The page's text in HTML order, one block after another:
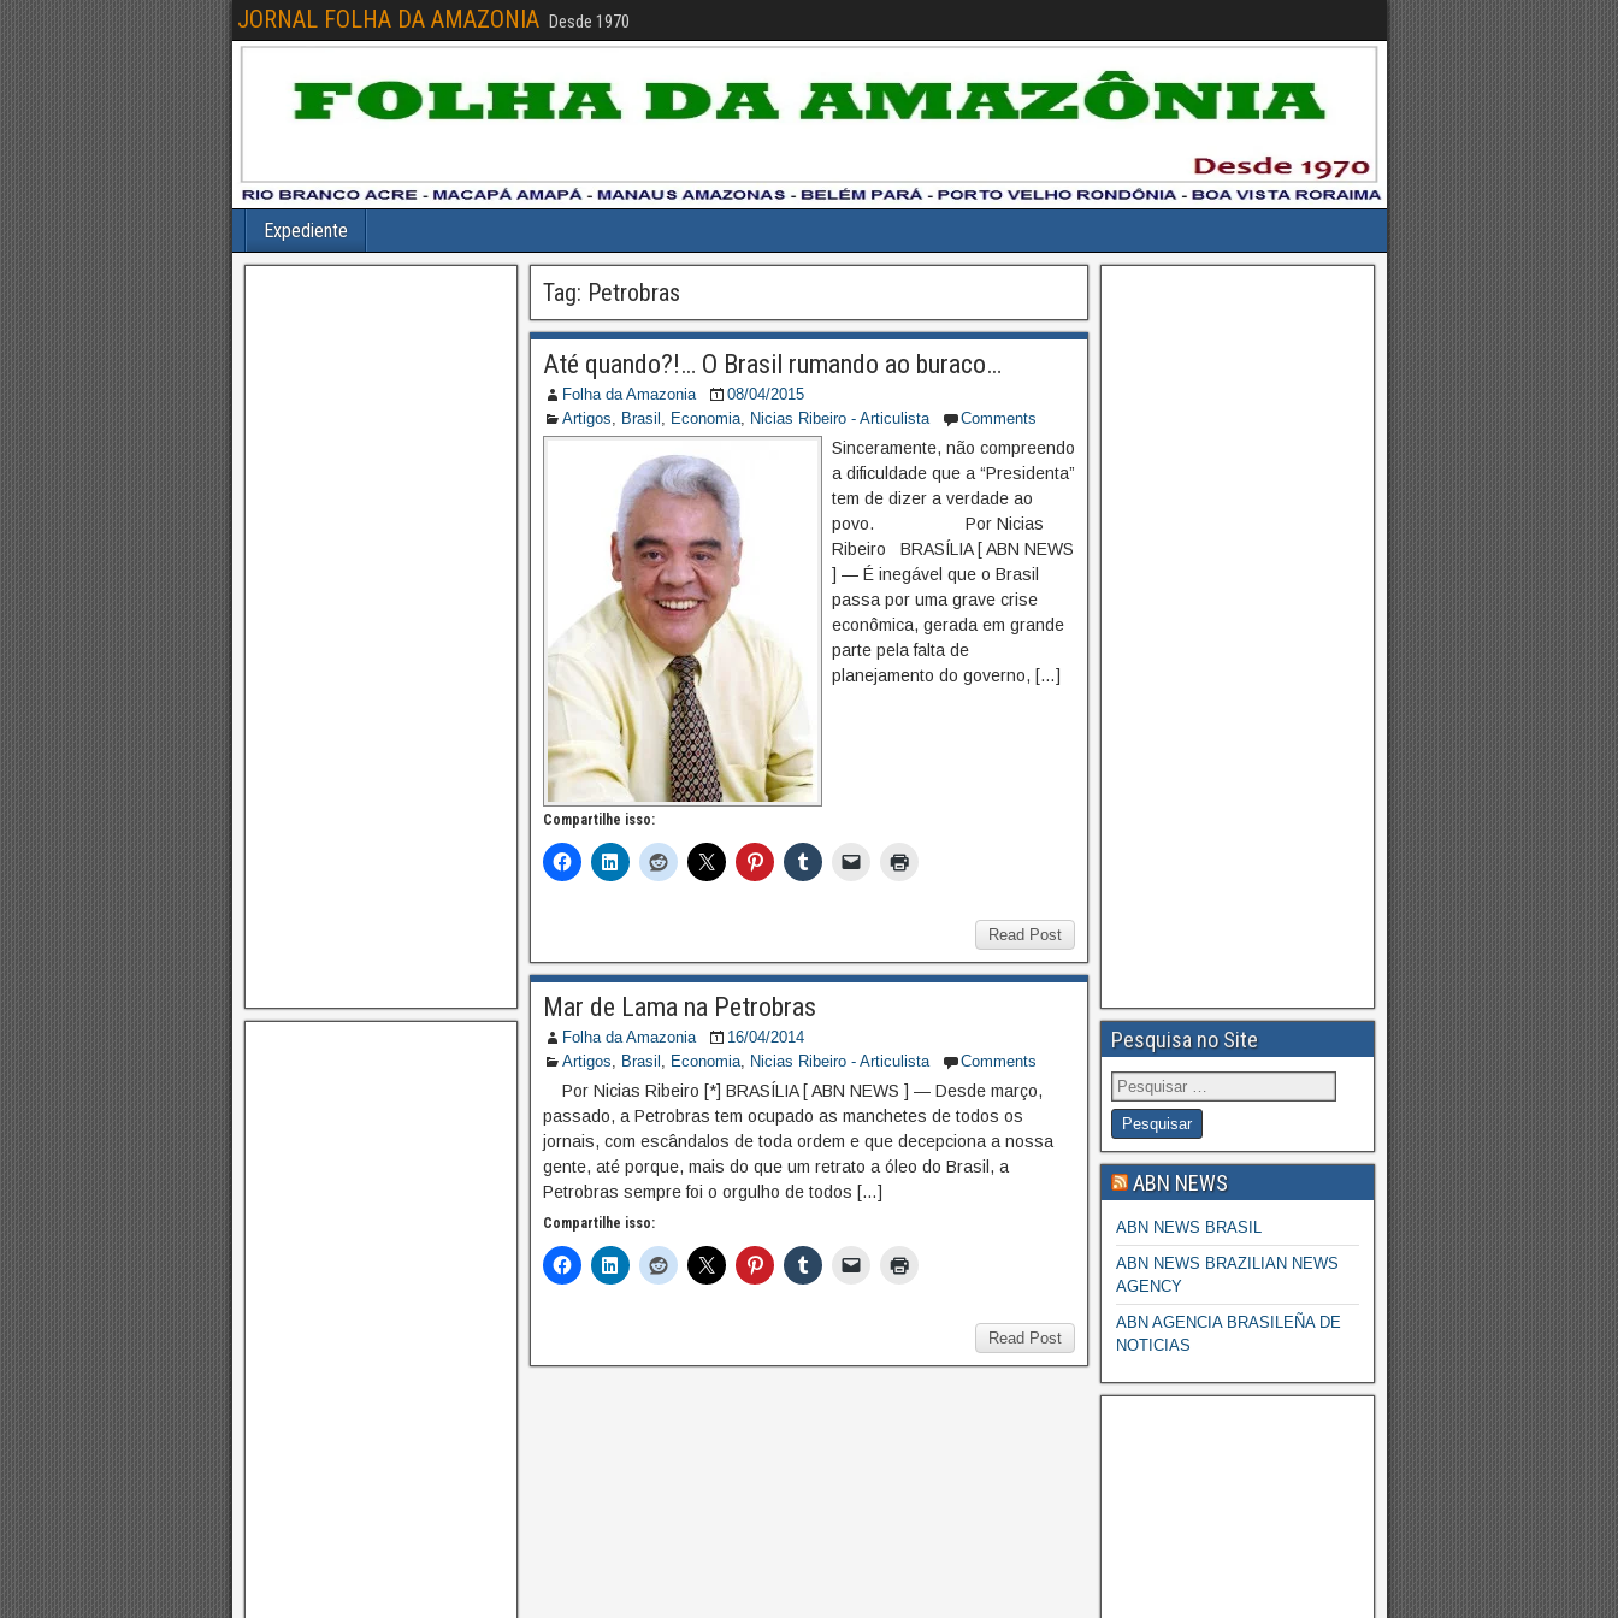
JORNAL FOLHA DA AMAZONIA Desde 1970
Expediente
Tag: Petrobras
Até quando?!… O Brasil rumando ao buraco…
Folha da Amazonia
08/04/2015
Artigos, Brasil , Economia, Nicias Ribeiro - Articulista Comments
Sinceramente, não compreendo
a dificuldade que a “Presidenta”
tem de dizer a verdade ao
povo. Por Nicias
Ribeiro BRASÍLIA [ ABN NEWS
] — É inegável que o Brasil
passa por uma grave crise
econômica, gerada em grande
parte pela falta de
planejamento do governo, […]
Compartilhe isso:
Read Post
Mar de Lama na Petrobras
Folha da Amazonia
16/04/2014
Artigos, Brasil , Economia, Nicias Ribeiro - Articulista Comments
Por Nicias Ribeiro [*] BRASÍLIA [ ABN NEWS ] — Desde março,
passado, a Petrobras tem ocupado as manchetes de todos os
jornais, com escândalos de toda ordem e que decepciona a nossa
gente, até porque, mais do que um retrato a óleo do Brasil, a
Petrobras sempre foi o orgulho de todos […]
Compartilhe isso:
Read Post
Pesquisa no Site
ABN NEWS
ABN NEWS BRASIL
ABN NEWS BRAZILIAN NEWS
AGENCY
ABN AGENCIA BRASILEÑA DE
NOTICIAS